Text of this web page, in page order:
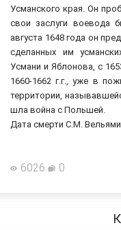
Усманского края. Он
свои заслуги воевода
августа 1648 года он
сделанных им
Усмани и Яблонова, с
1660-1662 г.г., уже в
территории,
шла война с Польшей.
Дата смерти С.М.
6026 0